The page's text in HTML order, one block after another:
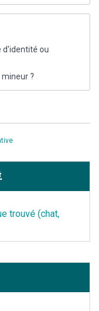
d'identité ou
?
trouvé (chat,